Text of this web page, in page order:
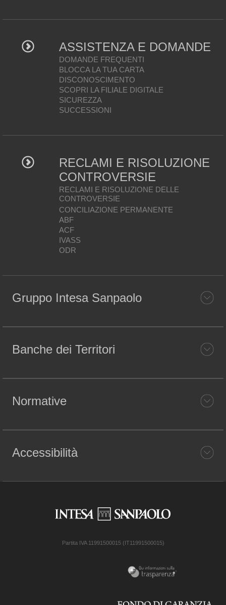
ASSISTENZA E DOMANDE
DOMANDE FREQUENTI
BLOCCA LA TUA CARTA
DISCONOSCIMENTO
SCOPRI LA FILIALE DIGITALE
SICUREZZA
SUCCESSIONI
RECLAMI E RISOLUZIONE
CONTROVERSIE
RECLAMI E RISOLUZIONE DELLE
CONTROVERSIE
CONCILIAZIONE PERMANENTE
ABF
ACF
IVASS
ODR
Gruppo Intesa Sanpaolo
Banche dei Territori
Normative
Accessibilità
Partita IVA 11991500015 (IT11991500015)